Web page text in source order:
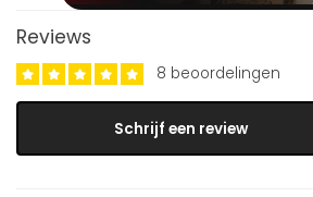
Reviews
8 beoordelingen
Schrijf een review